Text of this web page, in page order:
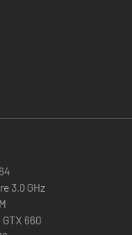
3.0 GHz
GTX 660